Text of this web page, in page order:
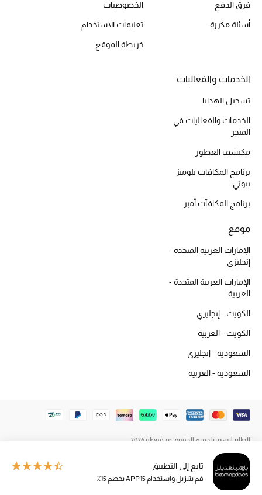
خصومات
جميع مستحضرات الجمال
الجديد في عالم الجمال
العطور
العناية بالبشرة
مستحضرات العناية
العناية بالشعر
هدايا
مجموعة الجمال
الجمال في بلوميزتابع إلى التطبيق
قم بتنزيل واستخدام APP15 بخصم 15٪
فرق الدفع
أسئلة مكررة
الخصوصيات
تعليمات الاستخدام
خريطة الموقع
الخدمات والفعاليات
تسجيل الهدايا
الخدمات والفعاليات في
المتجر
مكتشف العطور
برنامج المكافآت بلوميز
بيوتي
برنامج المكافآت أمبر
موقع
الإمارات العربية المتحدة -
إنجليزي
الإمارات العربية المتحدة -
العربية
الكويت - إنجليزي
الكويت - العربية
السعودية - إنجليزي
السعودية - العربية
الطاير إنسغنيا جميع الحقوق محفوظة 2026